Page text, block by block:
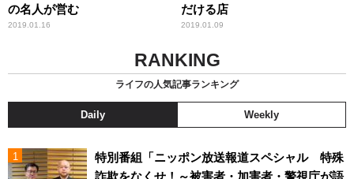
の名人が営む
2019.01.16
だける店
2019.01.09
RANKING
ライフの人気記事ランキング
Daily Weekly
特別番組「ニッポン放送報道スペシャル 特殊